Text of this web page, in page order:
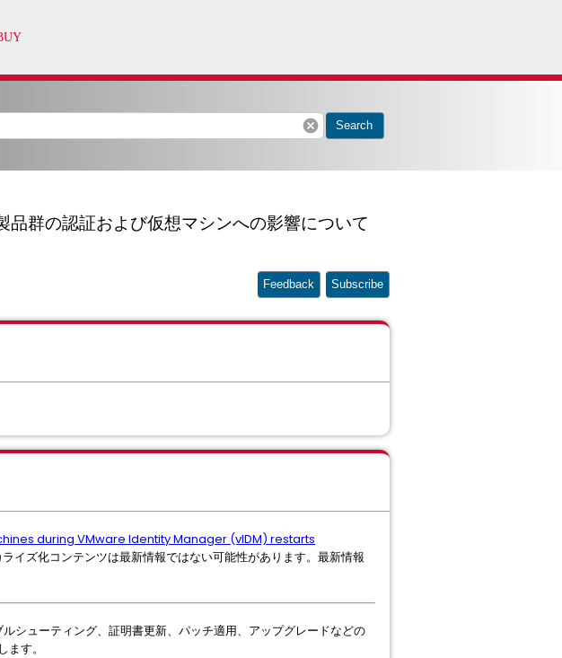
cancel Search
の認証および仮想マシンへの影響について
Feedback Subscribe
during VMware Identity Manager (vIDM) restarts
イズ化コンテンツは最新情報ではない可能性があります。最新情報
ューティング、証明書更新、パッチ適用、アップグレードなどの
す。